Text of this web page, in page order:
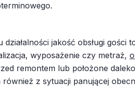
jakość obsługi gości
wyposażenie czy metraż,
remontem lub położone
z sytuacji panującej